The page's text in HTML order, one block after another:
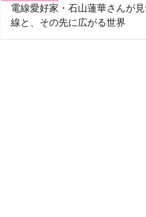
電線愛好家・石山蓮華さんが
線と、その先に広がる世界